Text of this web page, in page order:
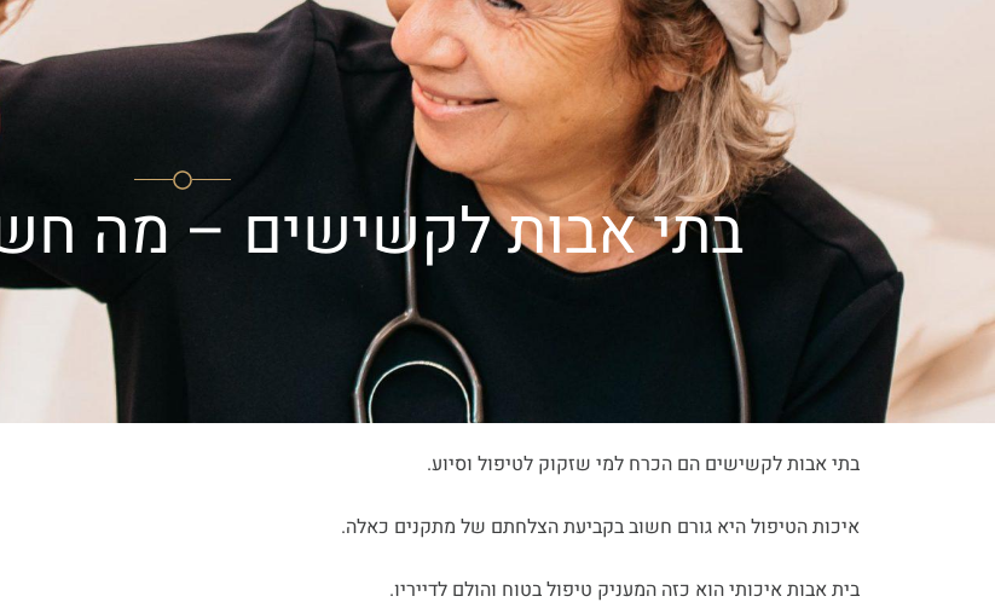
אודותינו הדירות פעילויות בבית טובי העיר מרכז החלמה מרכז נהורא מרכז
בתי אבות לקשישים – מה
בתי אבות לקשישים הם הכרח למי שזקוק לטיפול וסיוע.
איכות הטיפול היא גורם חשוב בקביעת הצלחתם של מתקנים כאלה.
בית אבות איכותי הוא כזה המעניק טיפול בטוח והולם לדייריו.